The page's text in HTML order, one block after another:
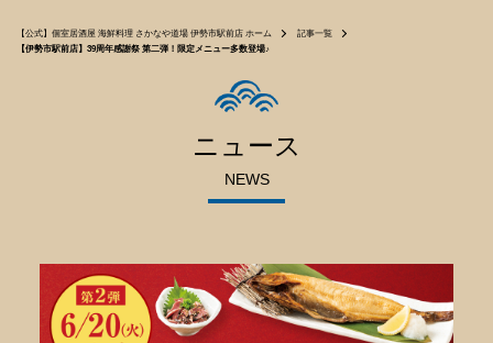
【公式】個室居酒屋 海鮮料理 さかなや道場 伊勢市駅前店 ホーム
記事一覧
【伊勢市駅前店】39周年感謝祭 第二弾！限定メニュー多数登場♪
ニュース
NEWS